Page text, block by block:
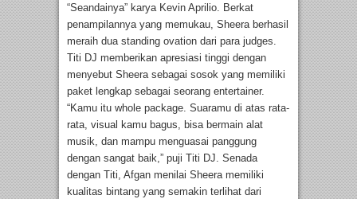
“Seandainya” karya Kevin Aprilio. Berkat
penampilannya yang memukau, Sheera berhasil
meraih dua standing ovation dari para judges.
Titi DJ memberikan apresiasi tinggi dengan
menyebut Sheera sebagai sosok yang memiliki
paket lengkap sebagai seorang entertainer.
“Kamu itu whole package. Suaramu di atas rata-
rata, visual kamu bagus, bisa bermain alat
musik, dan mampu menguasai panggung
dengan sangat baik,” puji Titi DJ. Senada
dengan Titi, Afgan menilai Sheera memiliki
kualitas bintang yang semakin terlihat dari